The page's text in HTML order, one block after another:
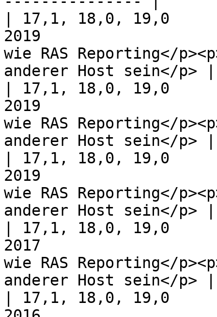
| 17,1, 18,0, 19,0
2019                   |
wie RAS Reporting</
anderer Host sein</p> |
| 17,1, 18,0, 19,0
2019                   |
wie RAS Reporting</
anderer Host sein</p> |
| 17,1, 18,0, 19,0
2019                   |
wie RAS Reporting</
anderer Host sein</p> |
| 17,1, 18,0, 19,0
2017                   |
wie RAS Reporting</
anderer Host sein</p> |
| 17,1, 18,0, 19,0